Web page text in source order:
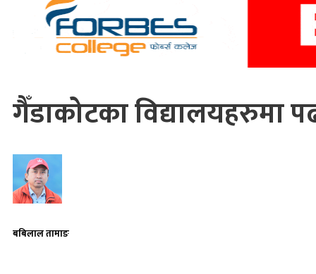
गैँडाकोटका विद्यालयहरुमा
बबिलाल तामाङ